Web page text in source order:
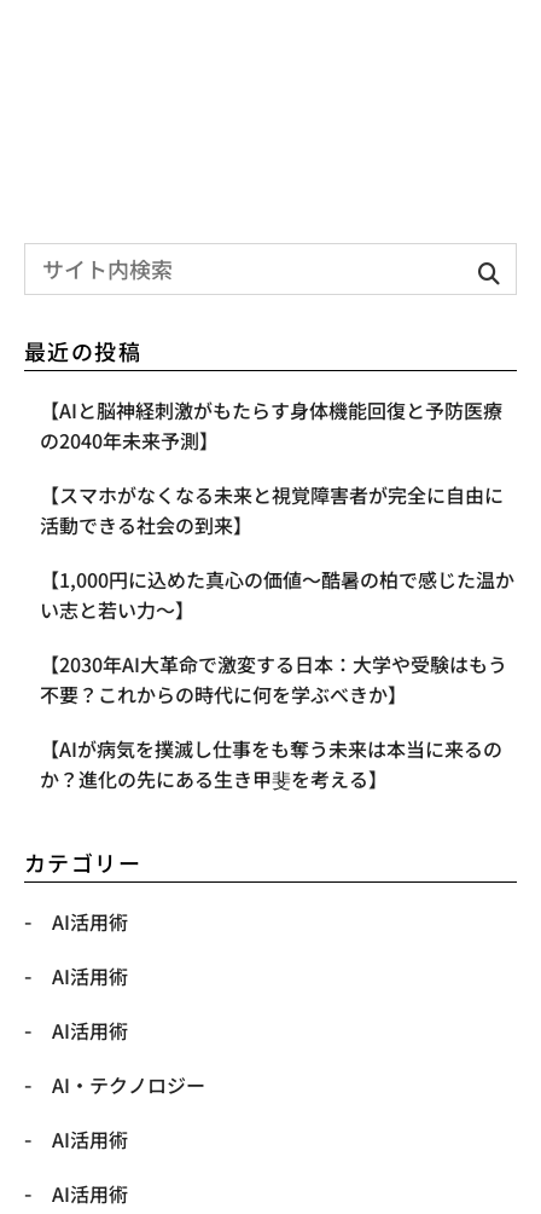
最近の投稿
【AIと脳神経刺激がもたらす身体機能回復と予防医療
の2040年未来予測】
【スマホがなくなる未来と視覚障害者が完全に自由に
活動できる社会の到来】
【1,000円に込めた真心の価値〜酷暑の柏で感じた温か
い志と若い力〜】
【2030年AI大革命で激変する日本：大学や受験はもう
不要？これからの時代に何を学ぶべきか】
【AIが病気を撲滅し仕事をも奪う未来は本当に来るの
か？進化の先にある生き甲斐を考える】
カテゴリー
AI活用術
AI活用術
AI活用術
​AI・テクノロジー
​AI活用術
​AI活用術